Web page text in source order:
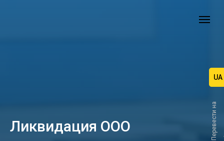
UA
П
е
р
е
в
е
с
т
и
н
а
Ликвидация ООО